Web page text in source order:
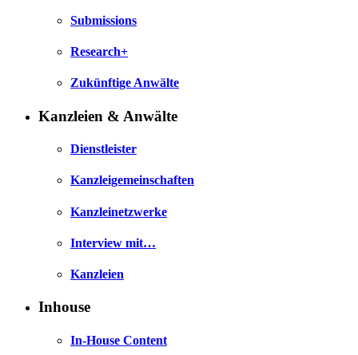
Submissions
Research+
Zukünftige Anwälte
Kanzleien & Anwälte
Dienstleister
Kanzleigemeinschaften
Kanzleinetzwerke
Interview mit…
Kanzleien
Inhouse
In-House Content